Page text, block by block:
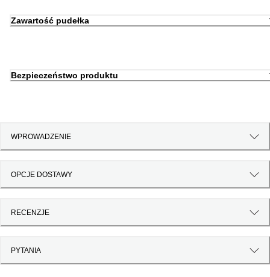
Zawartość pudełka
Bezpieczeństwo produktu
WPROWADZENIE
OPCJE DOSTAWY
RECENZJE
PYTANIA